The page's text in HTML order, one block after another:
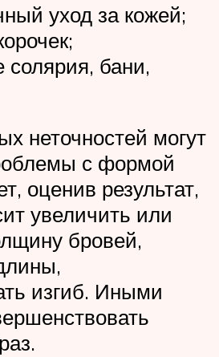
уход за кожей;
бани,
неточностей могут
с формой
оценив результат,
увеличить или
бровей,
изгиб. Иными